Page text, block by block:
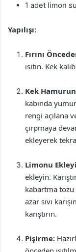
1 adet limon
Yapılışı:
Fırını
ısıtın. Kek
Kek
kabında
rengi açılana
çırpmaya
ekleyerek
Limonu
ekleyin.
kabartma tozu
azar sıvı
karıştırın.
Pişirme: